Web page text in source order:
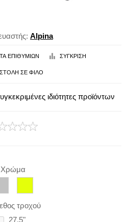
Alpina
ιδιότητες προϊόντων
Χρώμα
τροχού
27,5"